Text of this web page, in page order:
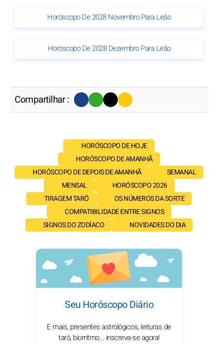
Horóscopo De 2028 Novembro Para Leão
Horóscopo De 2028 Dezembro Para Leão
Compartilhar :
HORÓSCOPO DE HOJE
HORÓSCOPO DE AMANHÃ
HORÓSCOPO DE DEPOIS DE AMANHÃ
SEMANAL
MENSAL
HORÓSCOPO 2026
TIRAGEM TARÔ
OS NÚMEROS DA SORTE
COMPATIBILIDADE ENTRE SIGNOS
SIGNOS DO ZODÍACO
NOVIDADES DO DIA
Seu Horóscopo Diário
E mais, presentes astrológicos, leituras de
tarô, biorritmo... inscreva-se agora!